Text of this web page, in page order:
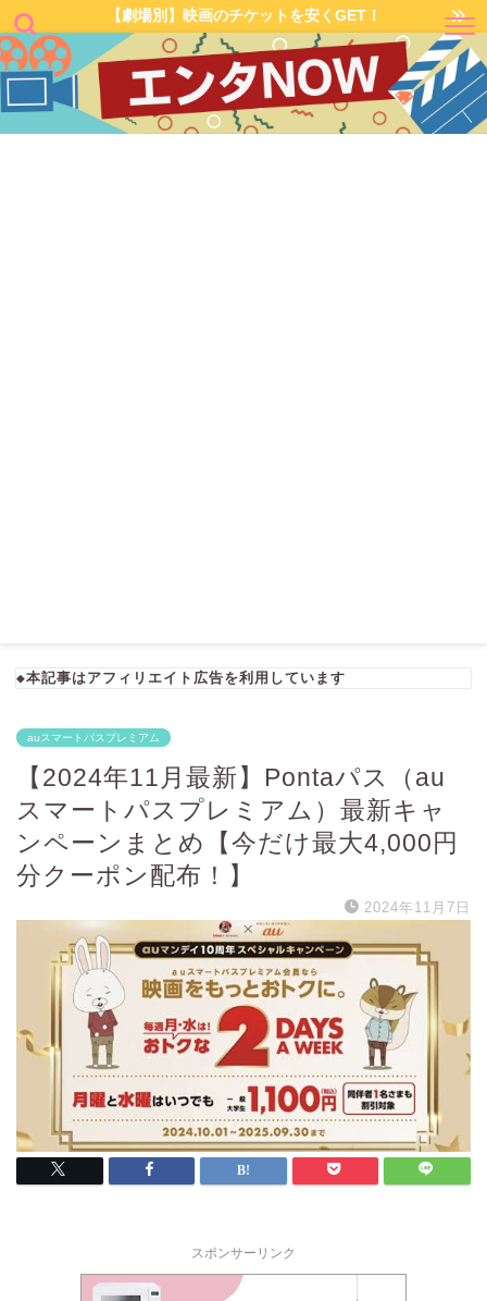
【劇場別】映画のチケットを安くGET！
◆本記事はアフィリエイト広告を利用しています
auスマートパスプレミアム
【2024年11月最新】Pontaパス（au
スマートパスプレミアム）最新キャ
ンペーンまとめ【今だけ最大4,000円
分クーポン配布！】
2024年11月7日
スポンサーリンク